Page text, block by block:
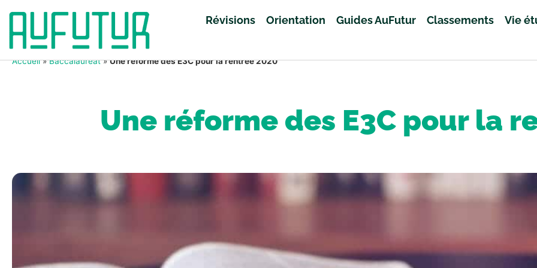
Révisions Orientation Guides AuFutur Classements Vie
Accueil»Baccalauréat»Une réforme des E3C pour la rentrée 2020
Une réforme des E3C pour la